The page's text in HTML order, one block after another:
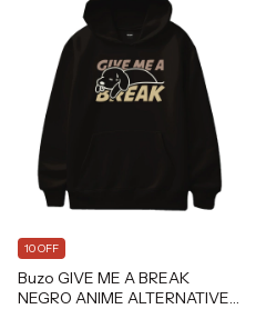
Buzo GIVE ME A BREAK
NEGRO ANIME ALTERNATIVE
10 OFF